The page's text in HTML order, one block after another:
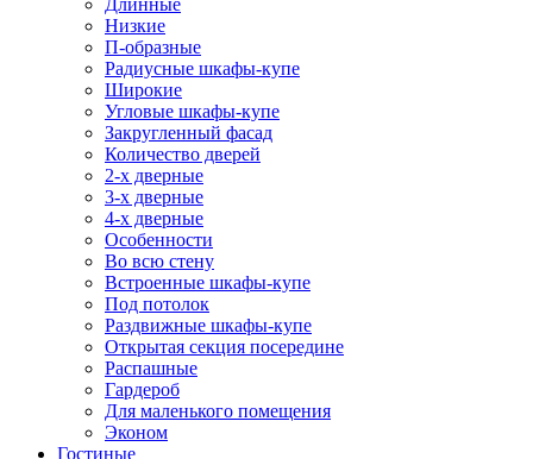
Длинные
Низкие
П-образные
Радиусные шкафы-купе
Широкие
Угловые шкафы-купе
Закругленный фасад
Количество дверей
2-х дверные
3-х дверные
4-х дверные
Особенности
Во всю стену
Встроенные шкафы-купе
Под потолок
Раздвижные шкафы-купе
Открытая секция посередине
Распашные
Гардероб
Для маленького помещения
Эконом
Гостиные